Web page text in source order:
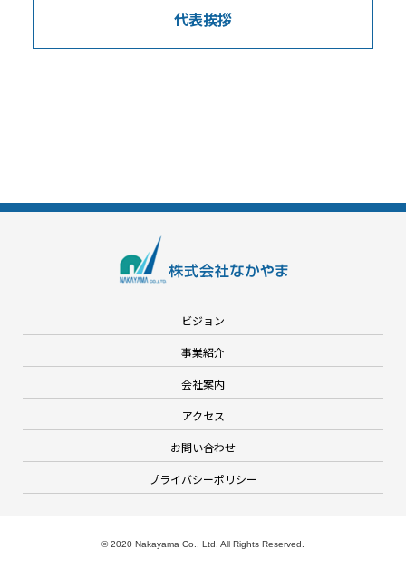
代表挨拶
ビジョン
事業紹介
会社案内
アクセス
お問い合わせ
プライバシーポリシー
© 2020 Nakayama Co., Ltd. All Rights Reserved.